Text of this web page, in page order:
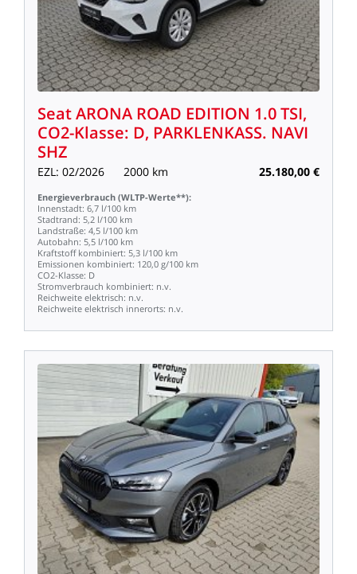
SeatARONA ROAD EDITION 1.0TSI,
CO2-Klasse: D, PARKLENKASS. NAVI
SHZ
EZL: 02/2026 2000 km 25.180,00 €
Energieverbrauch (WLTP-Werte**):
Innenstadt: 6,7 l/100 km
Stadtrand: 5,2 l/100 km
Landstraße: 4,5 l/100 km
Autobahn: 5,5 l/100 km
Kraftstoff kombiniert: 5,3 l/100 km
Emissionen kombiniert: 120,0 g/100 km
CO2-Klasse: D
Stromverbrauch kombiniert: n.v.
Reichweite elektrisch: n.v.
Reichweite elektrisch innerorts: n.v.